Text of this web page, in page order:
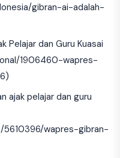
gibran-ai-adalah-
Pelajar dan Guru Kuasai
1906460-wapres-
ajak pelajar dan guru
5610396/wapres-gibran-